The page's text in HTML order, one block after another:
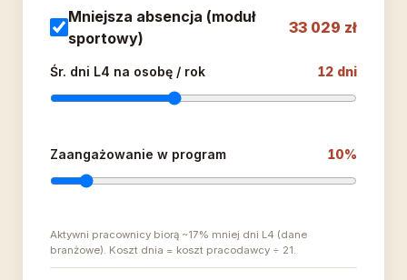
Mniejsza absencja (moduł
sportowy)
33 029 zł
Śr. dni L4 na osobę / rok 12 dni
Zaangażowanie w program 10%
Aktywni pracownicy biorą ~17% mniej dni L4 (dane
branżowe). Koszt dnia = koszt pracodawcy ÷ 21.